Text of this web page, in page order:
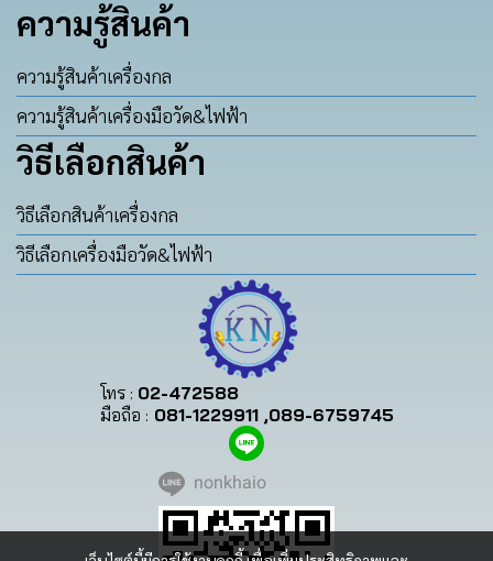
ความรู้สินค้า
ความรู้สินค้าเครื่องกล
ความรู้สินค้าเครื่องมือวัด&ไฟฟ้า
วิธีเลือกสินค้า
วิธีเลือกสินค้าเครื่องกล
วิธีเลือกเครื่องมือวัด&ไฟฟ้า
โทร : 02-472588
มือถือ : 081-1229911 ,089-6759745
nonkhaio